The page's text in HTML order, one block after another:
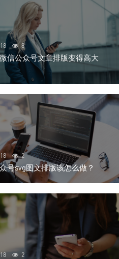
8
信公众号文章排版变得高大
2
号svg图文排版该怎么做？
2